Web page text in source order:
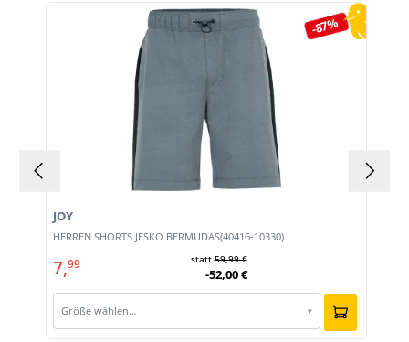
Produktgalerie überspringen
-87%
HERREN SHORTS JESKO BERMUDAS(40416-10330)
JOY
7,99 statt59,99 €
-52,00 €
Größe wählen… ▾